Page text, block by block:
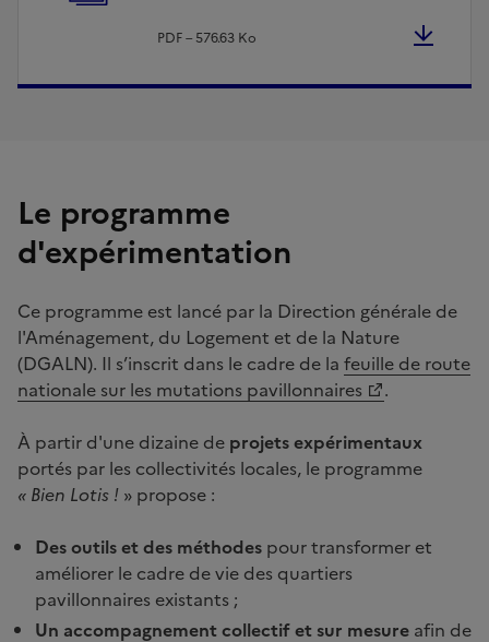
PDF – 576.63 Ko
Le programme
d'expérimentation
Ce programme est lancé par la Direction générale de
l'Aménagement, du Logement et de la Nature
(DGALN). Il s’inscrit dans le cadre de la feuille de route
nationale sur les mutations pavillonnaires
.
À partir d'une dizaine de projets expérimentaux
portés par les collectivités locales, le programme
« Bien Lotis ! » propose :
Des outils et des méthodes pour transformer et
améliorer le cadre de vie des quartiers
pavillonnaires existants ;
Un accompagnement collectif et sur mesure afin de